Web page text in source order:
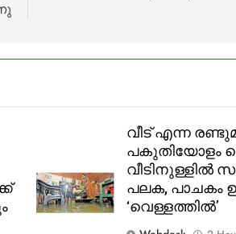
വീട് എന്ന
പകുതിയോളം
വീടിനുള്ളിൽ
പലക, പാചകം
‘വെള്ളത്തിൽ’